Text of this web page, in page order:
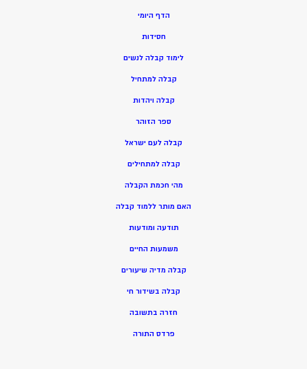
הדף היומי
חסידות
לימוד קבלה לנשים
קבלה למתחיל
קבלה ויהדות
ספר הזוהר
קבלה לעם ישראל
קבלה למתחילים
מהי חכמת הקבלה
האם מותר ללמוד קבלה
תודעה ומודעות
משמעות החיים
קבלה מדיה שיעורים
קבלה בשידור חי
חזרה בתשובה
פרדס התורה